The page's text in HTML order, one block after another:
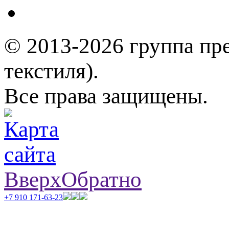
© 2013-2026 группа
текстиля).
Все права защищены.
ВверхОбратно
+7 910 171-63-23